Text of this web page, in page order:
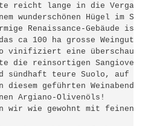
reicht lange in die
wunderschönen Hügel im
Renaissance-Gebäude
ca 100 ha grosse Weingut
vinifiziert eine überschaubare
die reinsortigen Sangiovese
sündhaft teure Suolo, auf der
geführten Weinabend
Argiano-Olivenöls!
wir wie gewohnt mit feinen